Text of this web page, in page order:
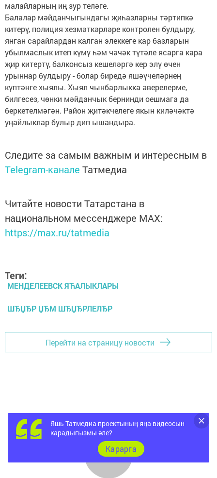
малайларның иң зур теләге.
Балалар мәйданчыгындагы җиһазларны тәртипкә
китерү, полиция хезмәткәрләре контролен булдыру,
янган сарайлардан калган элеккеге кар базларын
убылмаслык итеп күмү һәм чәчәк түтәле ясарга кара
җир китертү, балконсыз кешеләргә кер элү өчен
урыннар булдыру - болар биредә яшәүчеләрнең
күптәнге хыялы. Хыял чынбарлыкка әверелерме,
билгесез, чөнки мәйданчык бернинди оешмага да
беркетелмәгән. Район җитәкчелеге якын киләчәктә
уңайлыклар булыр дип ышандыра.
Следите за самым важным и интересным в
Telegram-канале Татмедиа
Читайте новости Татарстана в
национальном мессенджере MАХ:
https://max.ru/tatmedia
Теги:
МЕНДЕЛЕЕВСК ЯЋАЛЫКЛАРЫ
ШЂЏЂР ЏЂМ ШЂЏЂРЛЕЛЂР
Перейти на страницу новости
Яшь Татмедиа проектының яңа видеосын
карадыгызмы әле?
Карарга